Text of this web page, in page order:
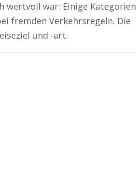
wertvoll war: Einige Kategorien
fremden Verkehrsregeln. Die
und -art.